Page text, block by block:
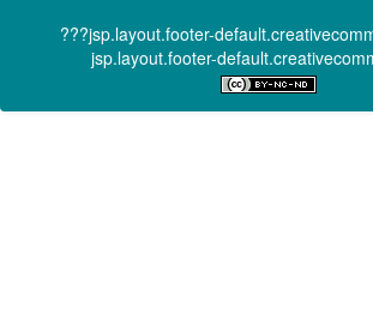
???jsp.layout.footer-
jsp.layout.footer-